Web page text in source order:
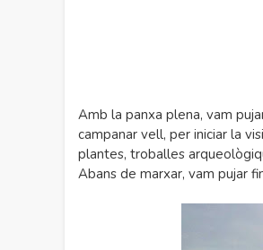
Amb la panxa plena, vam
campanar vell, per iniciar la
plantes, troballes
Abans de marxar, vam pujar